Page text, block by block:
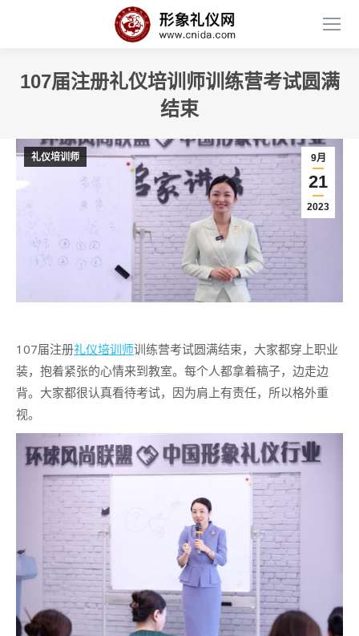
107届注册礼仪培训师训练营考试圆满
结束
9月
21
2023
礼仪培训师
107届注册礼仪培训师训练营考试圆满结束，大家都穿上职业
装，抱着紧张的心情来到教室。每个人都拿着稿子，边走边
背。大家都很认真看待考试，因为肩上有责任，所以格外重
视。